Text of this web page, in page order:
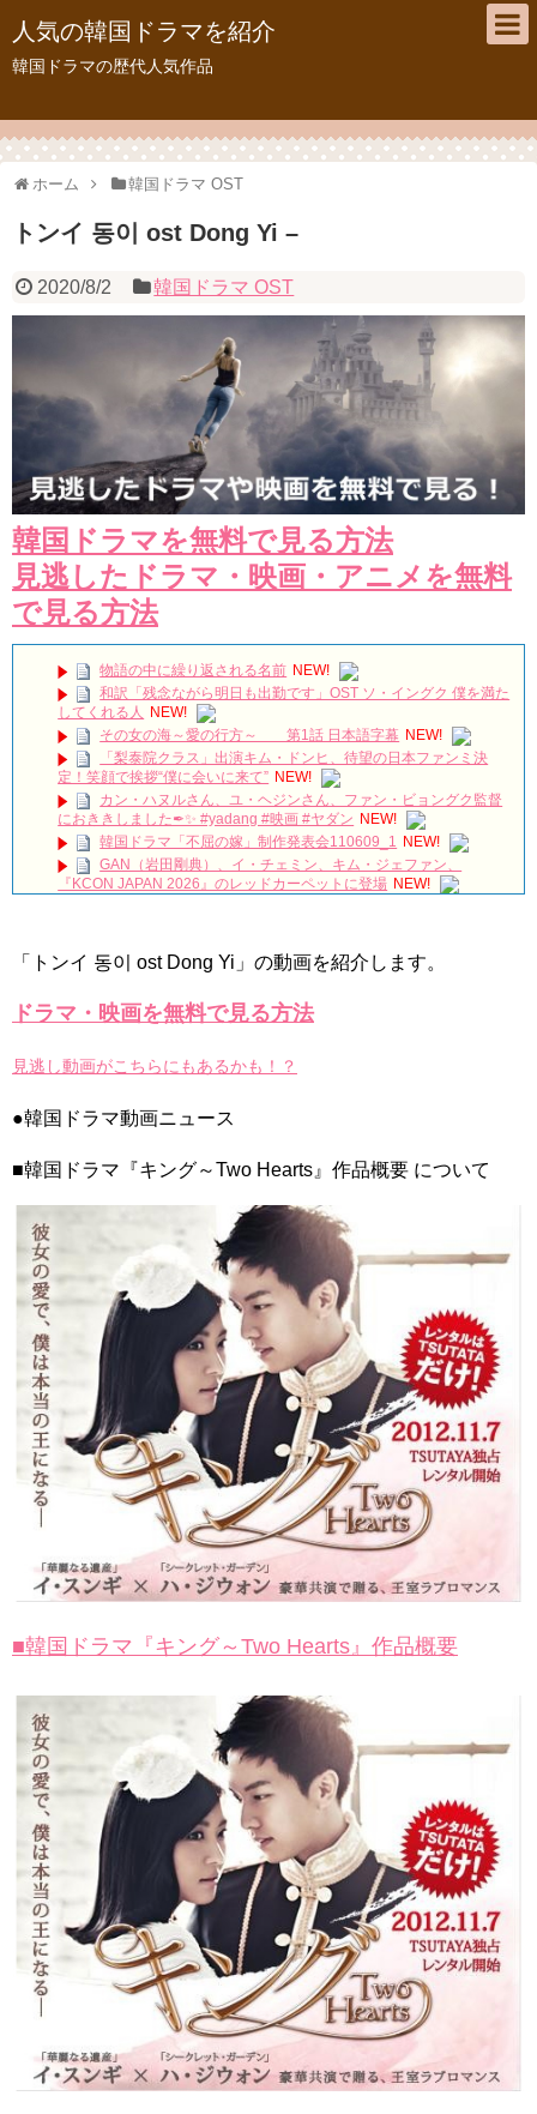
人気の韓国ドラマを紹介
韓国ドラマの歴代人気作品
ホーム 韓国ドラマ OST
トンイ 동이 ost Dong Yi –
2020/8/2 韓国ドラマ OST
韓国ドラマを無料で見る方法
見逃したドラマ・映画・アニメを無料
で見る方法
物語の中に繰り返される名前 NEW!
和訳「残念ながら明日も出勤です」OST ソ・イングク 僕を満た
してくれる人
NEW!
その女の海～愛の行方～ 第1話 日本語字幕 NEW!
「梨泰院クラス」出演キム・ドンヒ、待望の日本ファンミ決
定！笑顔で挨拶“僕に会いに来て” NEW!
カン・ハヌルさん、ユ・ヘジンさん、ファン・ビョングク監督
におききしました✒✨ #yadang #映画 #ヤダン NEW!
韓国ドラマ「不屈の嫁」制作発表会110609_1
NEW!
GAN（岩田剛典）、イ・チェミン、キム・ジェファン、
『KCON JAPAN 2026』のレッドカーペットに登場 NEW!
34.2％で自己最高視聴率を再び更新 Big News TV NEW!
マ
NEW!
NEW!
「違う（ちがう）・異なる」を韓国語では？「다르다（タル
「退屈だ・暇だ」を韓国語では？「심심하다（シムシマダ）」
■韓国ドラマ『キング～Two Hearts』予告動画（日本語字幕）
yoon kyun sang
HSF(126)-윤균상 서울숲 벤치 (YUN Kyunsang)(4)September::
Healing in Seoul Forest (서울숲)
yoon kyun sang
ユン・ギュンサン主演「潜入弁護人」第1回特別公開！
ハン・ヘジン 한혜진 – (선공개) 강남 3대 얼짱 출신 &#39;한혜진
언니&#39; (ft. 도여니의 학창시절) | 편 먹고 갈래요? 밥블레스유 2
bobblessyou2 EP.18
ソン・ヘギョ – ソンヘギョ キスまとめ
ハン・ヘジン 한혜진 – Still We (여전히 우리는)
한가인 –
九尾狐外伝 第２話 キム・ジウ チョ・ヒョンジェ
九尾狐外伝 メイキング03 ハン・イェスル
チョ・ヒョンジェ 조현재 九尾狐外伝 制作発表会
キム・テヒの弟イ・ワン♥イ・ボミ、今日（28日）結婚……
(ENG SUB) Behind The Scene Hyun Bin 현빈❤️ 손예진 Son Ye
ユン・ギュンサン、番組にも登場した愛猫が急死…イ・ソンギ
ョンら同僚芸能人から慰めの言葉が続々 – Taka News
キム・レウォンの影絵遊び！？「黒騎士～永遠の約束～」メイ
キングを一部公開（DVD-SET2特典映像より）
「まず熱く掃除せよ」女優キム・ユジョン、「健康がとても回
復…痩せたのはソン・ジェリムのせい!? 」 (11/26)
【裏芸能】キムユジョンの熱愛彼氏はあの大物俳優
キム・ユジョン、美しいセルフショットで近況を伝える“会いた
いでしょ？” Big News TV
キム・ユジョン、新ドラマ「まず熱く掃除せよ」に出演確
定…“台本を見た瞬間惹かれた” 20180123
幻の王女チャミョンゴ エンディング
YUCHUN ♥ LOVE 15 「成均館 5話」
[Fan MV]七日の王妃(7일의 왕비)OST – 정기고 (Junggigo) – 그
리고 그려도 (Miss You In My Heart)
俳優カン・ギヨン、突然の熱愛宣言…「キム秘書がなぜそう
か」出演で話題 Big News TV
「トンイ 동이 ost Dong Yi」の動画を紹介します。
ドラマ・映画を無料で見る方法
見逃し動画がこちらにもあるかも！？
●韓国ドラマ動画ニュース
■韓国ドラマ『キング～Two Hearts』作品概要 について
■韓国ドラマ『キング～Two Hearts』作品概要